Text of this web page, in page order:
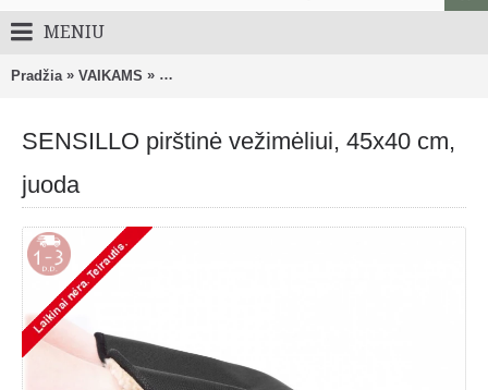
MENIU
Pradžia » VAIKAMS » AUTOMOBILINĖS KĖDUTĖS, KELIONIŲ PRIEDAI
SENSILLO pirštinė vežimėliui, 45x40 cm,
juoda